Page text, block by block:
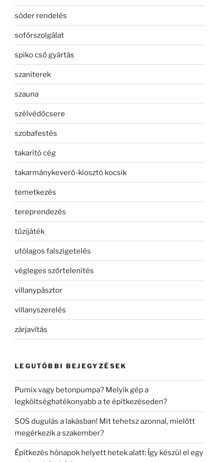
sóder rendelés
sofőrszolgálat
spiko cső gyártás
szaniterek
szauna
szélvédőcsere
szobafestés
takarító cég
takarmánykeverő-kiosztó kocsik
temetkezés
tereprendezés
tűzijáték
utólagos falszigetelés
végleges szőrtelenítés
villanypásztor
villanyszerelés
zárjavítás
LEGUTÓBBI BEJEGYZÉSEK
Pumix vagy betonpumpa? Melyik gép a
legköltséghatékonyabb a te építkezéseden?
SOS dugulás a lakásban! Mit tehetsz azonnal, mielőtt
megérkezik a szakember?
Építkezés hónapok helyett hetek alatt: Így készül el egy